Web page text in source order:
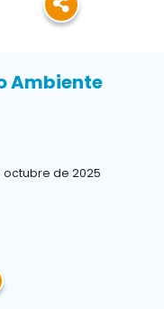
Ambiente
octubre de 2025